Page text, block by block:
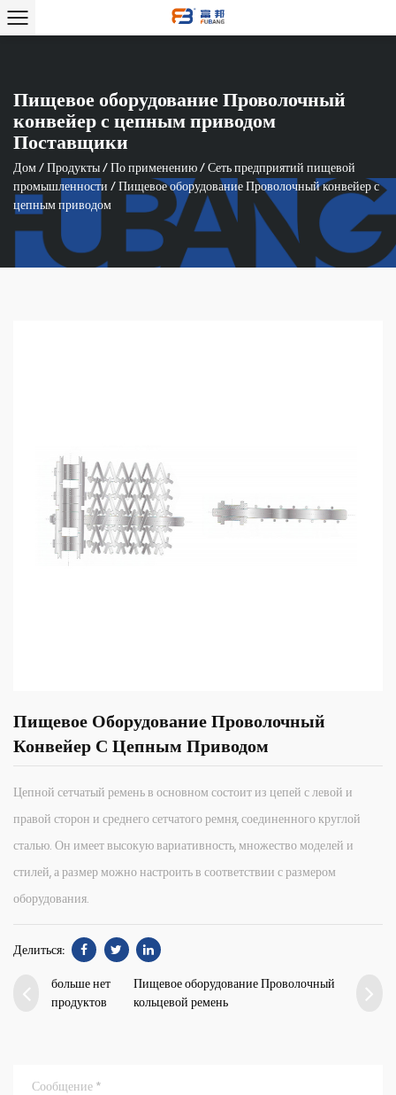
Пищевое оборудование Проволочный
конвейер с цепным приводом
Поставщики
Дом / Продукты / По применению / Сеть предприятий пищевой
промышленности / Пищевое оборудование Проволочный конвейер с
цепным приводом
Пищевое Оборудование Проволочный
Конвейер С Цепным Приводом
Цепной сетчатый ремень в основном состоит из цепей с левой и
правой сторон и среднего сетчатого ремня, соединенного круглой
сталью. Он имеет высокую вариативность, множество моделей и
стилей, а размер можно настроить в соответствии с размером
оборудования.
Делиться:
больше нет
продуктов
Пищевое оборудование Проволочный
кольцевой ремень